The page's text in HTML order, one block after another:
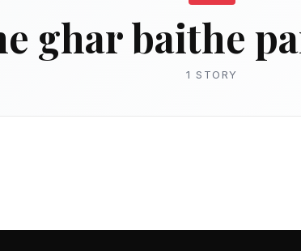
ghar baithe
1 STORY